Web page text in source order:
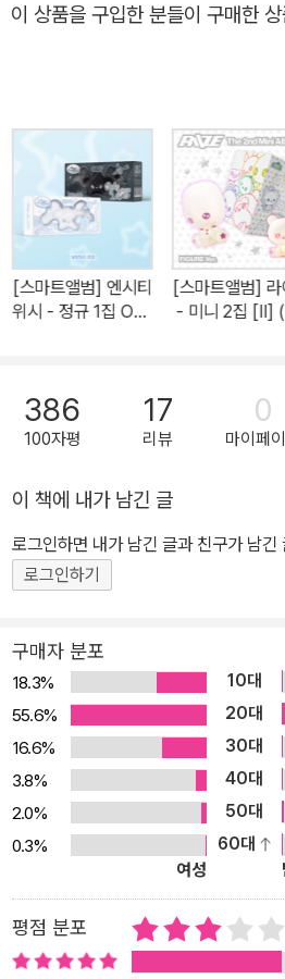
이 상품을 구입한 분들이 구매한
[스마트앨범] 엔시티
위시 - 정규 1집 Ode
[스마트앨범] 라
- 미니 2집 [II]
386
100자평
17
리뷰
0
마이페
이 책에 내가 남긴 글
로그인하면 내가 남긴 글과 친구가 남긴
로그인하기
구매자 분포
18.3% 10대
55.6%
20대
16.6%
30대
3.8%
40대
2.0%
50대
0.3%
60대
여성
평점 분포